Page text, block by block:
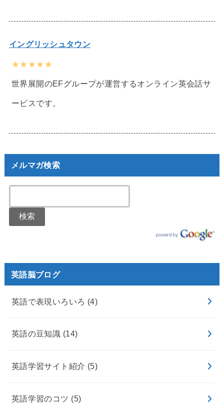
イングリッシュタウン
★★★★★
世界展開のEFグループが運営するオンライン英会話サ
ービスです。
メルマガ検索
英語脳ブログ
英語で表現いろいろ (4)
英語の豆知識 (14)
英語学習サイト紹介 (5)
英語学習のコツ (5)